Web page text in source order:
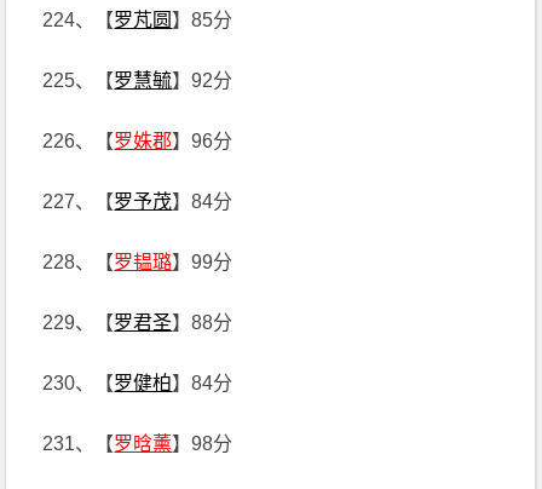
224、【罗芃圆 】85分
225、【罗慧毓】92分
226、【罗姝郡】96分
227、【罗予茂】84分
228、【罗韫璐】99分
229、【罗君圣】88分
230、【罗健柏】84分
231、【罗晗薰】98分